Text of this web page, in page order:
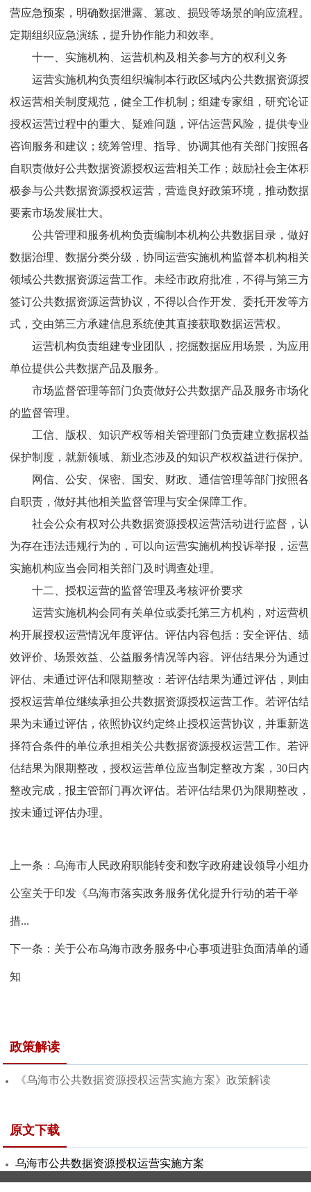
营应急预案，明确数据泄露、篡改、损毁等场景的响应流程。
定期组织应急演练，提升协作能力和效率。
十一、实施机构、运营机构及相关参与方的权利义务
运营实施机构负责组织编制本行政区域内公共数据资源授
权运营相关制度规范，健全工作机制；组建专家组，研究论证
授权运营过程中的重大、疑难问题，评估运营风险，提供专业
咨询服务和建议；统筹管理、指导、协调其他有关部门按照各
自职责做好公共数据资源授权运营相关工作；鼓励社会主体积
极参与公共数据资源授权运营，营造良好政策环境，推动数据
要素市场发展壮大。
公共管理和服务机构负责编制本机构公共数据目录，做好
数据治理、数据分类分级，协同运营实施机构监督本机构相关
领域公共数据资源运营工作。未经市政府批准，不得与第三方
签订公共数据资源运营协议，不得以合作开发、委托开发等方
式，交由第三方承建信息系统使其直接获取数据运营权。
运营机构负责组建专业团队，挖掘数据应用场景，为应用
单位提供公共数据产品及服务。
市场监督管理等部门负责做好公共数据产品及服务市场化
的监督管理。
工信、版权、知识产权等相关管理部门负责建立数据权益
保护制度，就新领域、新业态涉及的知识产权权益进行保护。
网信、公安、保密、国安、财政、通信管理等部门按照各
自职责，做好其他相关监督管理与安全保障工作。
社会公众有权对公共数据资源授权运营活动进行监督，认
为存在违法违规行为的，可以向运营实施机构投诉举报，运营
实施机构应当会同相关部门及时调查处理。
十二、授权运营的监督管理及考核评价要求
运营实施机构会同有关单位或委托第三方机构，对运营机
构开展授权运营情况年度评估。评估内容包括：安全评估、绩
效评价、场景效益、公益服务情况等内容。评估结果分为通过
评估、未通过评估和限期整改：若评估结果为通过评估，则由
授权运营单位继续承担公共数据资源授权运营工作。若评估结
果为未通过评估，依照协议约定终止授权运营协议，并重新选
择符合条件的单位承担相关公共数据资源授权运营工作。若评
估结果为限期整改，授权运营单位应当制定整改方案，30日内
整改完成，报主管部门再次评估。若评估结果仍为限期整改，
按未通过评估办理。
上一条：乌海市人民政府职能转变和数字政府建设领导小组办
公室关于印发《乌海市落实政务服务优化提升行动的若干举
措...
下一条： 关于公布乌海市政务服务中心事项进驻负面清单的通
知
政策解读
《乌海市公共数据资源授权运营实施方案》政策解读
原文下载
乌海市公共数据资源授权运营实施方案